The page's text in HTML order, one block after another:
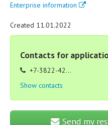
Enterprise information
Created 11.01.2022
Contacts for
+7-3822-42...
Show contacts
Send my